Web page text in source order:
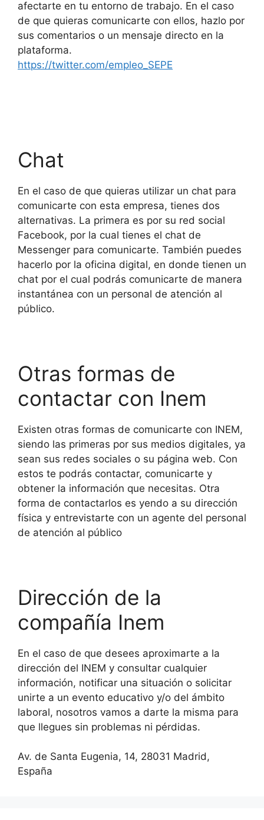
afectarte en tu entorno de trabajo. En el caso
de que quieras comunicarte con ellos, hazlo por
sus comentarios o un mensaje directo en la
plataforma.
https://twitter.com/empleo_SEPE
Chat
En el caso de que quieras utilizar un chat para
comunicarte con esta empresa, tienes dos
alternativas. La primera es por su red social
Facebook, por la cual tienes el chat de
Messenger para comunicarte. También puedes
hacerlo por la oficina digital, en donde tienen un
chat por el cual podrás comunicarte de manera
instantánea con un personal de atención al
público.
Otras formas de
contactar con Inem
Existen otras formas de comunicarte con INEM,
siendo las primeras por sus medios digitales, ya
sean sus redes sociales o su página web. Con
estos te podrás contactar, comunicarte y
obtener la información que necesitas. Otra
forma de contactarlos es yendo a su dirección
física y entrevistarte con un agente del personal
de atención al público
Dirección de la
compañía Inem
En el caso de que desees aproximarte a la
dirección del INEM y consultar cualquier
información, notificar una situación o solicitar
unirte a un evento educativo y/o del ámbito
laboral, nosotros vamos a darte la misma para
que llegues sin problemas ni pérdidas.
Av. de Santa Eugenia, 14, 28031 Madrid,
España